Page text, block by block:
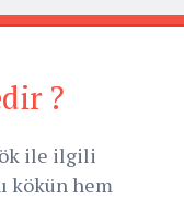
?
ile ilgili
kökün hem